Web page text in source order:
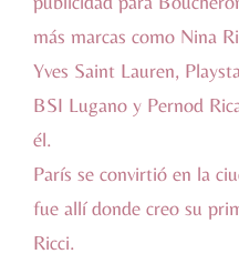
más marcas como Nina
Yves Saint Lauren,
BSI Lugano y Pernod
él.
París se convirtió en la
fue allí donde creo su
Ricci.